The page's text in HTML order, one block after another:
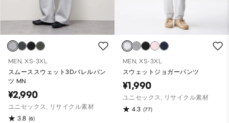
MEN, XS-3XL
スムーススウェット3Dバレルパン
ツ MN
¥2,990
ユニセックス, リサイクル素材
3.8 (6)
MEN, XS-3XL
スウェットジョガーパンツ
¥1,990
ユニセックス, リサイクル素材
4.3 (77)